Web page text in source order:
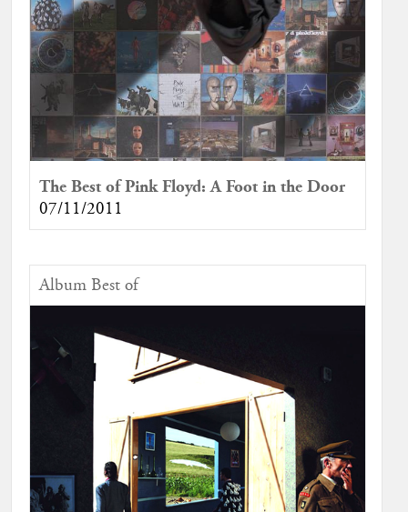
The Best of Pink Floyd: A Foot in the Door
07/11/2011
Album Best of